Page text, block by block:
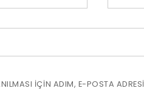
IÇIN ADIM, E-POSTA